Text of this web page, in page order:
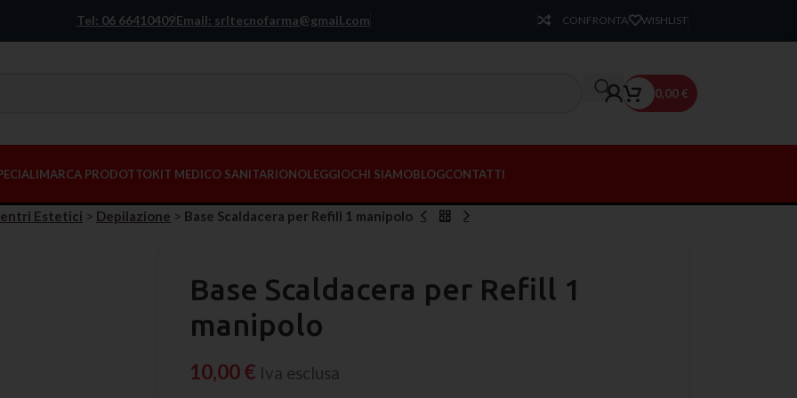
Tel: 06 66410409Email: srltecnofarma@gmail.com CONFRONTA WISHLIST
0,00€
MARCA PRODOTTOKIT MEDICO SANITARIONOLEGGIOCHI SIAMOBLOGCONTATTI
Estetici > Depilazione > Base Scaldacera per Refill 1 manipolo
Base Scaldacera per Refill 1
manipolo
10,00€ Iva esclusa